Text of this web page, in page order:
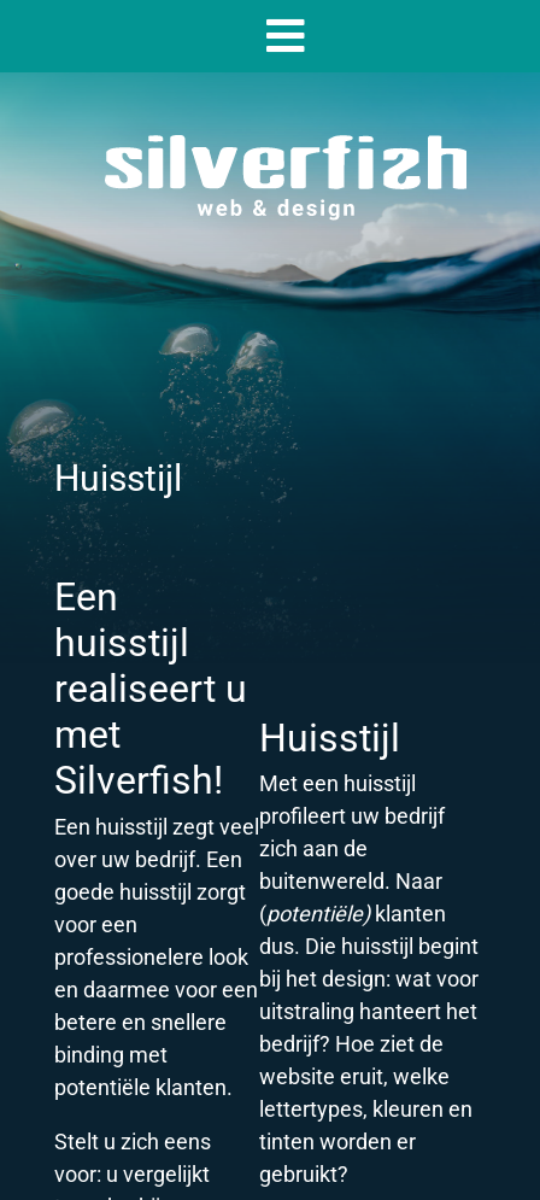
Huisstijl
Een
huisstijl
realiseert u
met
Silverfish!
Een huisstijl zegt veel
over uw bedrijf. Een
goede huisstijl zorgt
voor een
professionelere look
en daarmee voor een
betere en snellere
binding met
potentiële klanten.
Stelt u zich eens
voor: u vergelijkt
Huisstijl
Met een huisstijl
profileert uw bedrijf
zich aan de
buitenwereld. Naar
(potentiële)klanten
dus. Die huisstijl begint
bij het design: wat voor
uitstraling hanteert het
bedrijf? Hoe ziet de
website eruit, welke
lettertypes, kleuren en
tinten worden er
gebruikt?